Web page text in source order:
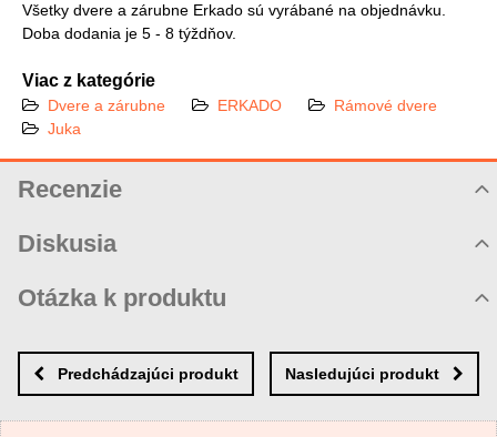
Všetky dvere a zárubne Erkado sú vyrábané na objednávku.
Doba dodania je 5 - 8 týždňov.
Viac z kategórie
Dvere a zárubne ERKADO
Rámové dvere
Juka
Recenzie
Diskusia
Zatiaľ nie sú žiadne komentáre! Buďte prvý!
Nový komentár
Otázka k produktu
MENOPredchádzajúci produkt Nasledujúci produkt